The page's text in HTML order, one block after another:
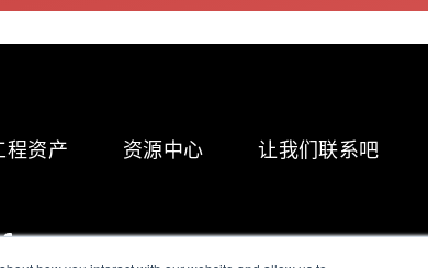
程资产 资源中心 让我们联系吧